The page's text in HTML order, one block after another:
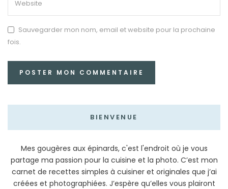
Sauvegarder mon nom, email et website pour la prochaine
fois.
BIENVENUE
Mes gougères aux épinards, c'est l'endroit où je vous
partage ma passion pour la cuisine et la photo. C’est mon
carnet de recettes simples à cuisiner et originales que j’ai
créées et photographiées. J’espère qu’elles vous plairont